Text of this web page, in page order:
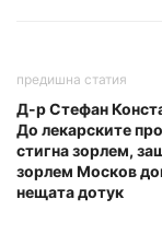
предишна статия
Д-р Стефан
До лекарските
стигна зорлем,
зорлем Москов
нещата дотук